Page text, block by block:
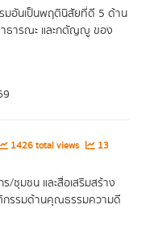
มอันเป็นพฤตินิสัยที่ดี 5 ด้าน
ธารณะ และกตัญญู ของ
1426 total views
13
ชุมชน และสื่อเสริมสร้าง
รรมด้านคุณธรรมความดี